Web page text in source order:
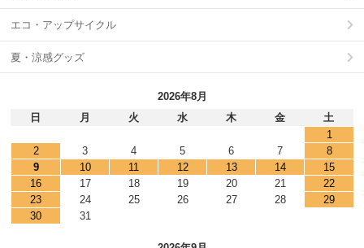
エコ・アップサイクル
夏・涼感グッズ
2026年8月
日
月 火 水 木 金
土
1
2
3 4 5 6 7
8
9
10 11 12 13 14
15
16
17 18 19 20 21
22
23
24 25 26 27 28
29
30
31